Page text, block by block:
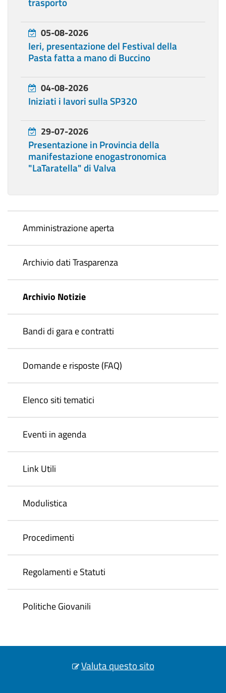
05-08-2026
Ieri, presentazione del Festival della
Pasta fatta a mano di Buccino
04-08-2026
Iniziati i lavori sulla SP320
29-07-2026
Presentazione in Provincia della
manifestazione enogastronomica
"LaTaratella" di Valva
Amministrazione aperta
Archivio dati Trasparenza
Archivio Notizie
Bandi di gara e contratti
Domande e risposte (FAQ)
Elenco siti tematici
Eventi in agenda
Link Utili
Modulistica
Procedimenti
Regolamenti e Statuti
Politiche Giovanili
Valuta questo sito